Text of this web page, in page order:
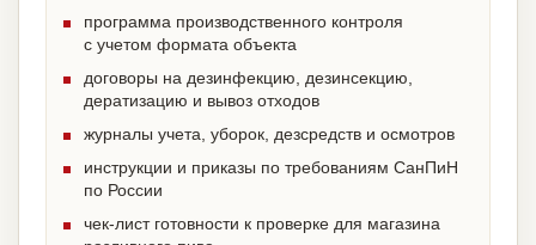
программа производственного контроля
с учетом формата объекта
договоры на дезинфекцию, дезинсекцию,
дератизацию и вывоз отходов
журналы учета, уборок, дезсредств и осмотров
инструкции и приказы по требованиям СанПиН
по России
чек-лист готовности к проверке для магазина